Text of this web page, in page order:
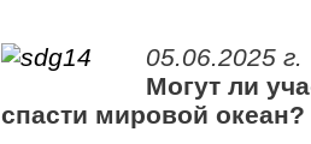
05.06.2025 г.
Могут ли
спасти мировой океан?